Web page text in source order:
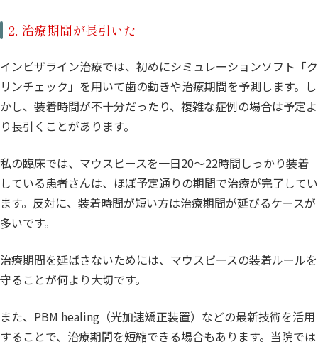
2. 治療期間が長引いた
インビザライン治療では、初めにシミュレーションソフト「ク
リンチェック」を用いて歯の動きや治療期間を予測します。し
かし、装着時間が不十分だったり、複雑な症例の場合は予定よ
り長引くことがあります。
私の臨床では、マウスピースを一日20～22時間しっかり装着
している患者さんは、ほぼ予定通りの期間で治療が完了してい
ます。反対に、装着時間が短い方は治療期間が延びるケースが
多いです。
治療期間を延ばさないためには、マウスピースの装着ルールを
守ることが何より大切です。
また、PBM healing（光加速矯正装置）などの最新技術を活用
することで、治療期間を短縮できる場合もあります。当院では